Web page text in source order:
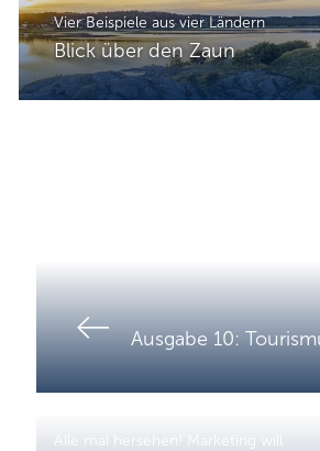
Vier Beispiele aus vier Ländern
Blick über den Zaun
Alle mal hersehen! Marketing will